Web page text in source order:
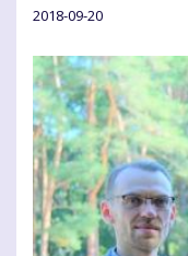
2018-09-20